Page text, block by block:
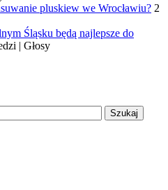
pluskiew we Wrocławiu? 2
Śląsku będą najlepsze do
| Głosy